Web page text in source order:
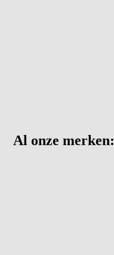
Al onze merken: